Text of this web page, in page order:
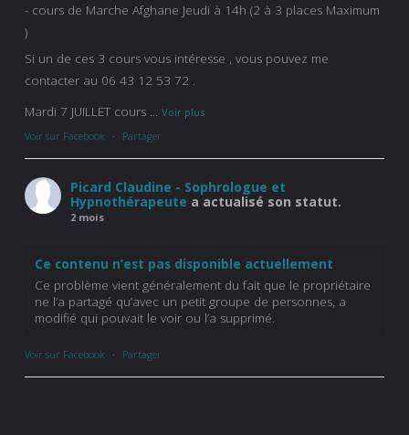
- cours de Marche Afghane Jeudi à 14h (2 à 3 places Maximum
)
Si un de ces 3 cours vous intéresse , vous pouvez me
contacter au 06 43 12 53 72 .
Mardi 7 JUILLET cours ... Voir plus
Voir sur Facebook
· Partager
Picard Claudine - Sophrologue et
Hypnothérapeute a actualisé son statut.
2 mois
Ce contenu n’est pas disponible actuellement
Ce problème vient généralement du fait que le propriétaire
ne l’a partagé qu’avec un petit groupe de personnes, a
modifié qui pouvait le voir ou l’a supprimé.
Voir sur Facebook · Partager